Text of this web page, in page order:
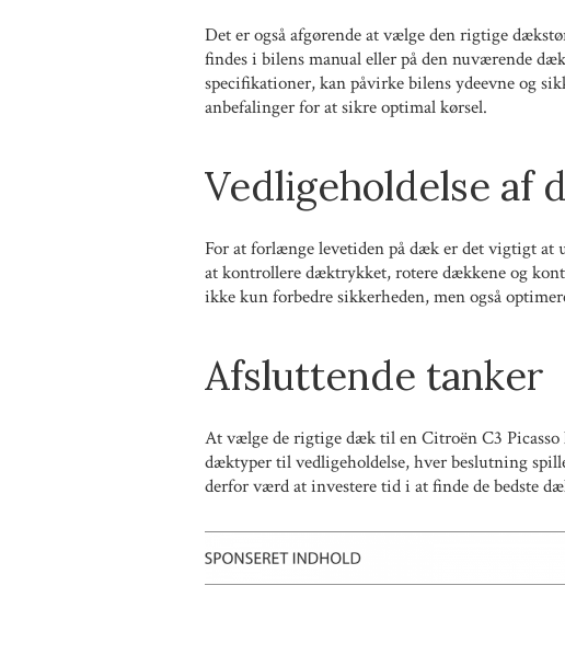
Det er også afgørende at vælge den rigtige
findes i bilens manual eller på den nuværende
specifikationer, kan påvirke bilens ydeevne og
anbefalinger for at sikre optimal kørsel.
Vedligeholdelse af
For at forlænge levetiden på dæk er det vigtigt at
at kontrollere dæktrykket, rotere dækkene og
ikke kun forbedre sikkerheden, men også
Afsluttende tanker
At vælge de rigtige dæk til en Citroën C3
dæktyper til vedligeholdelse, hver beslutning
derfor værd at investere tid i at finde de bedste